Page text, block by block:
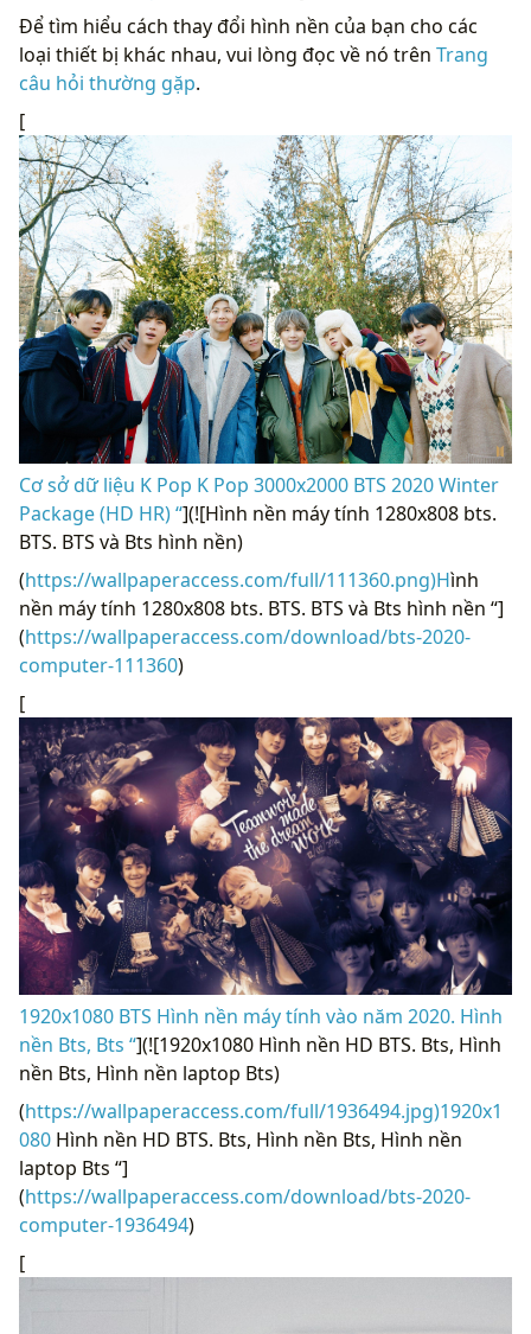
Để tìm hiểu cách thay đổi hình nền của bạn cho các
loại thiết bị khác nhau, vui lòng đọc về nó trên Trang
câu hỏi thường gặp.
[
Cơ sở dữ liệu K Pop K Pop 3000x2000 BTS 2020 Winter
Package (HD HR) “](![Hình nền máy tính 1280x808 bts.
BTS. BTS và Bts hình nền)
(https://wallpaperaccess.com/full/111360.png)Hình
nền máy tính 1280x808 bts. BTS. BTS và Bts hình nền “]
(https://wallpaperaccess.com/download/bts-2020-
computer-111360)
[
1920x1080 BTS Hình nền máy tính vào năm 2020. Hình
nền Bts, Bts “](![1920x1080 Hình nền HD BTS. Bts, Hình
nền Bts, Hình nền laptop Bts)
(https://wallpaperaccess.com/full/1936494.jpg)1920x1
080 Hình nền HD BTS. Bts, Hình nền Bts, Hình nền
laptop Bts “]
(https://wallpaperaccess.com/download/bts-2020-
computer-1936494)
[